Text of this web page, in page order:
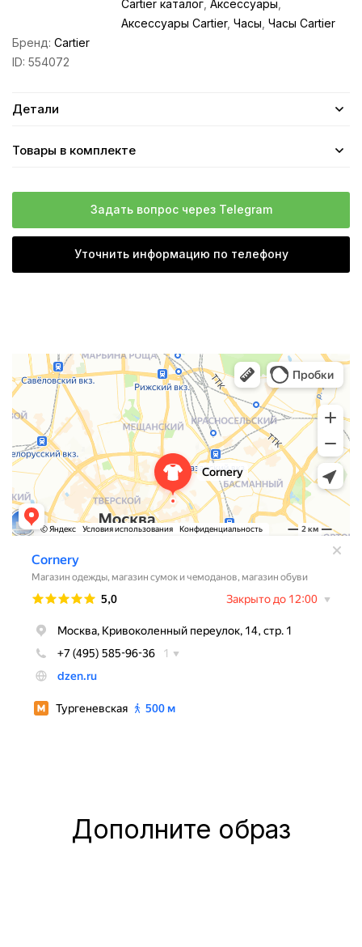
Cartier каталог Аксессуары
Аксессуары Cartier, Часы Часы Cartier
Бренд: Cartier
ID: 554072
Детали
Товары в комплекте
Задать вопрос через Telegram
Уточнить информацию по телефону
Дополните образ